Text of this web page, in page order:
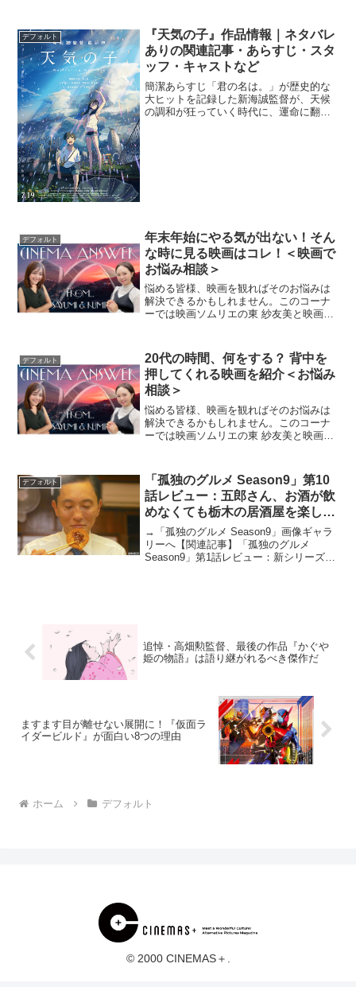
いアニメ映画を観たい方にも、大プッシ
ュでおすすめで...
デフォルト
『天気の子』作品情報｜ネタバレ
ありの関連記事・あらすじ・スタ
ッフ・キャストなど
簡潔あらすじ「君の名は。」が歴史的な
大ヒットを記録した新海誠監督が、天候
の調和が狂っていく時代に、運命に翻弄
デフォルト
年末年始にやる気が出ない！そん
な時に見る映画はコレ！＜映画で
お悩み相談＞
悩める皆様、映画を観ればそのお悩みは
解決できるかもしれません。このコーナ
ーでは映画ソムリエの東 紗友美と映画好
ら、同時に厳選した“人生に効く映画”も処
方するという、一粒...
デフォルト
20代の時間、何をする？ 背中を
押してくれる映画を紹介＜お悩み
相談＞
悩める皆様、映画を観ればそのお悩みは
解決できるかもしれません。このコーナ
ーでは映画ソムリエの東 紗友美と映画好
ら、同時に厳選した“人生に効く映画”も処
方するという、一粒...
デフォルト
「孤独のグルメ Season9」第10
話レビュー：五郎さん、お酒が飲
めなくても栃木の居酒屋を楽しみ
尽くす！（※ストーリーネタバレ
あり）
→「孤独のグルメ Season9」画像ギャラ
リーへ【関連記事】「孤独のグルメ
Season9」第1話レビュー：新シリーズ開
追悼・高畑勲監督、最後の作品『かぐや
姫の物語』は語り継がれるべき傑作だ
ますます目が離せない展開に！『仮面ラ
イダービルド』が面白い8つの理由
ホーム デフォルト
© 2000 CINEMAS＋.